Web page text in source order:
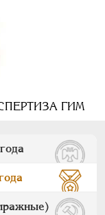
ГИМ